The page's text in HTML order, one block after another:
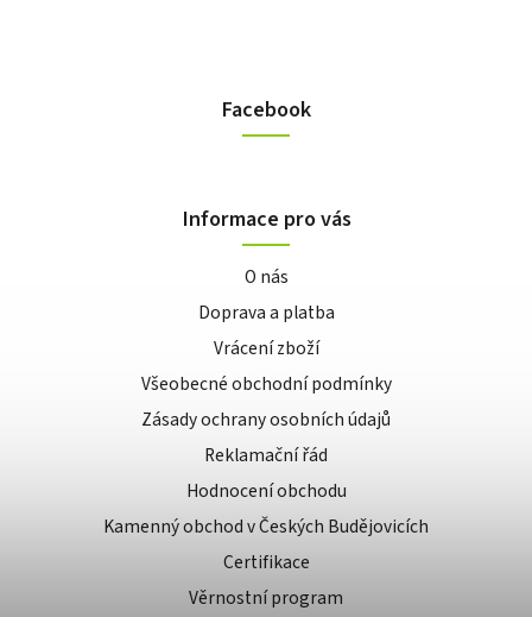
Facebook
Informace pro vás
O nás
Doprava a platba
Vrácení zboží
Všeobecné obchodní podmínky
Zásady ochrany osobních údajů
Reklamační řád
Hodnocení obchodu
Kamenný obchod v Českých Budějovicích
Certifikace
Věrnostní program